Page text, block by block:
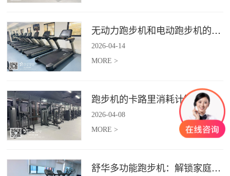
无动力跑步机和电动跑步机的区别是什么？
2026-04-14
MORE >
跑步机的卡路里消耗计算准确吗？
2026-04-08
MORE >
舒华多功能跑步机：解锁家庭健身新体验（体楷体育）